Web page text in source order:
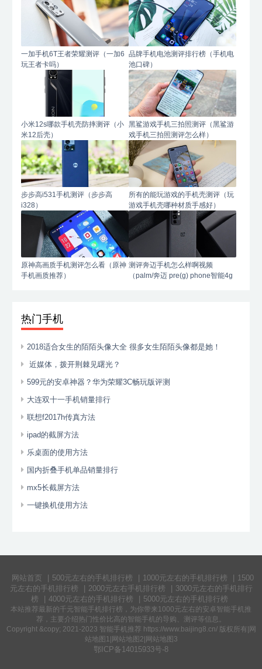
一加手机6T王者荣耀测评（一加6
玩王者卡吗）
品牌手机电池测评排行榜（手机电
池口碑）
小米12s哪款手机壳防摔测评（小
米12后壳）
黑鲨游戏手机三拍照测评（黑鲨游
戏手机三拍照测评怎么样）
步步高i531手机测评（步步高
i328）
所有的能玩游戏的手机壳测评（玩
游戏手机壳哪种材质手感好）
原神高画质手机测评怎么看（原神
手机画质推荐）
测评奔迈手机怎么样啊视频
（palm/奔迈 pre(g) phone智能4g
热门手机
2018适合女生的陌陌头像大全 很多女生陌陌头像都是她！
近媒体，拨开荆棘见曙光？
599元的安卓神器？华为荣耀3C畅玩版评测
大连双十一手机销量排行
联想f2017h传真方法
ipad的截屏方法
乐桌面的使用方法
国内折叠手机单品销量排行
mx5长截屏方法
一键换机使用方法
网站首页 | 500元左右的手机排行榜 | 1000元左右的手机排行榜 | 1500
元左右的手机排行榜
| 2000元左右手机排行榜 | 3000元左右的手机排行
榜
| 4000元左右的手机排行榜 | 5000元左右的手机排行榜
本站推荐最新的千元智能手机排行榜 ，为你带来1000元左右的安卓智能手机 推
荐，主要介绍热门性价比高的智能手机 的导购、测评等信息。
Copyright &copy; 2021-2023 智能手机推荐 https://www.baijing8.cn/ 版权所有|网
站地图1 |网站地图2|网站地图3
鄂ICP备14015933号-8